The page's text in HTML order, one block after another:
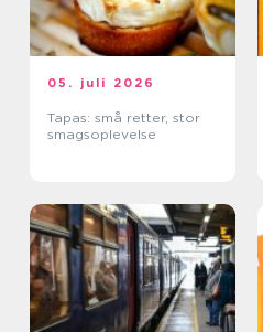
05. juli 2026
Tapas: små retter, stor
smagsoplevelse